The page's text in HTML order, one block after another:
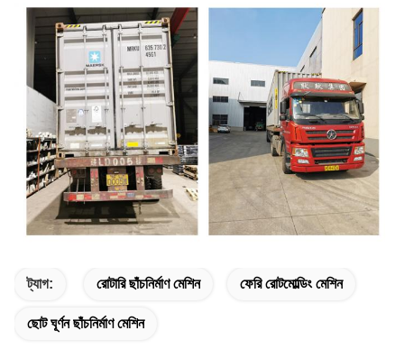
ট্যাগ: রোটারি ছাঁচনির্মাণ মেশিন ফেরি রোটমোল্ডিং মেশিন
ছোট ঘূর্ণন ছাঁচনির্মাণ মেশিন